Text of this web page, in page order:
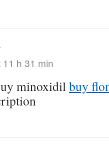
h 31 min
minoxidilbuy